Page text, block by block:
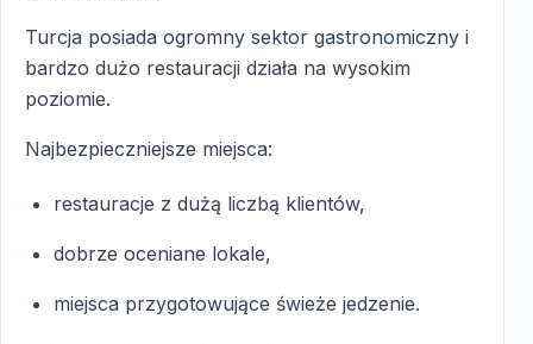
Turcja posiada ogromny sektor gastronomiczny i
bardzo dużo restauracji działa na wysokim
poziomie.
Najbezpieczniejsze miejsca:
restauracje z dużą liczbą klientów,
dobrze oceniane lokale,
miejsca przygotowujące świeże jedzenie.